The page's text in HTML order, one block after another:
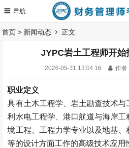
首页 > 新闻动态 正文
JYPC岩土工程师开始
2026-05-31 13:04:16 作者
职业定义
具有土木工程学、岩土勘查技术
利水电工程学、港口航道与海岸
境工程、工程力学专业以及地基
等的设计方面工作的高级技术应用